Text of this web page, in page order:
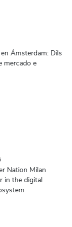
Ámsterdam: Dils
mercado e
Nation Milan
in the digital